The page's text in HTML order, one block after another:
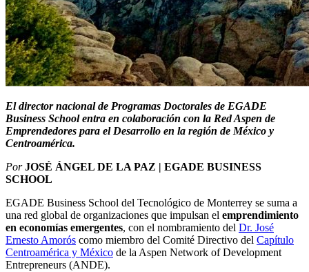
El director nacional de Programas Doctorales de EGADE
Business School entra en colaboración con la Red Aspen de
Emprendedores para el Desarrollo en la región de México y
Centroamérica.
PorJOSÉ ÁNGEL DE LA PAZ | EGADE BUSINESS
SCHOOL
EGADE Business School del Tecnológico de Monterrey se suma a
una red global de organizaciones que impulsan el emprendimiento
en economías emergentes, con el nombramiento del Dr. José
Ernesto Amorós como miembro del Comité Directivo del Capítulo
Centroamérica y México de la Aspen Network of Development
Entrepreneurs (ANDE).